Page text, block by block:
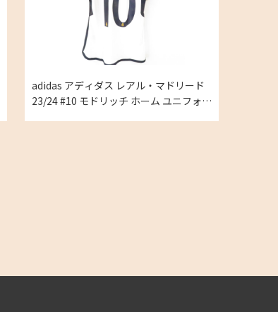
adidas アディダス レアル・マドリード
23/24 #10 モドリッチ ホーム ユニフォー